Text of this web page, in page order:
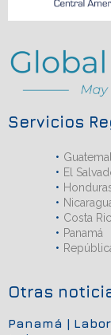
Servicios
El
Costa
Panamá
Otras
Panamá |